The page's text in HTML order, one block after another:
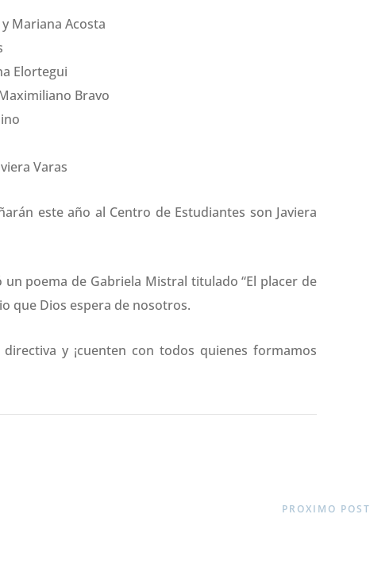
Mariana Acosta
Elortegui
Bravo
Varas
este año al Centro de Estudiantes son Javiera
poema de Gabriela Mistral titulado “El placer de
que Dios espera de nosotros.
y ¡cuenten con todos quienes formamos
PROXIMO POST